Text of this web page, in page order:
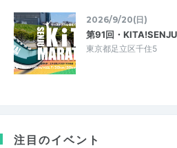
2026/9/20(日)
第91回・
東京都足立区千住5
注目のイベント